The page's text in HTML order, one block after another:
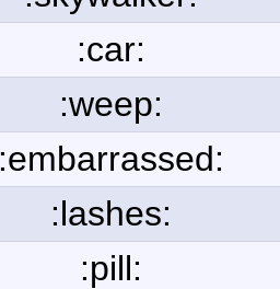
:car:
:weep:
:embarrassed:
:lashes:
:pill: